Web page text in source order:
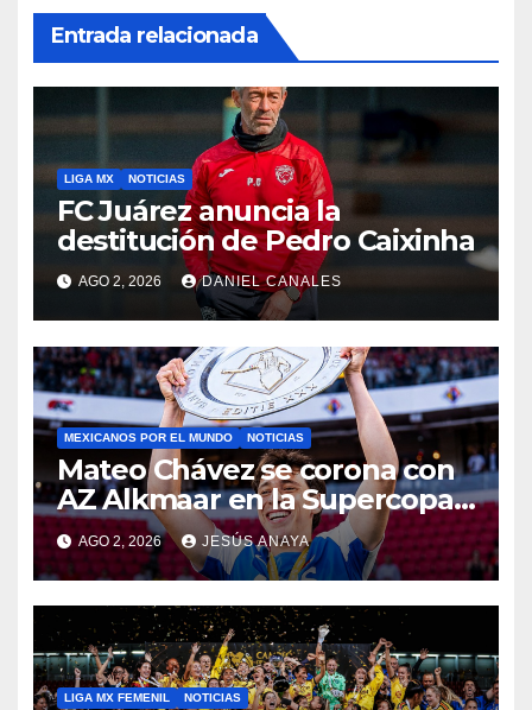
Entrada relacionada
LIGA MX NOTICIAS
FC Juárez anuncia la
destitución de Pedro Caixinha
AGO 2, 2026 DANIEL CANALES
MEXICANOS POR EL MUNDO NOTICIAS
Mateo Chávez se corona con
AZ Alkmaar en la Supercopa
de Países Bajos
AGO 2, 2026 JESÚS ANAYA
LIGA MX FEMENIL NOTICIAS